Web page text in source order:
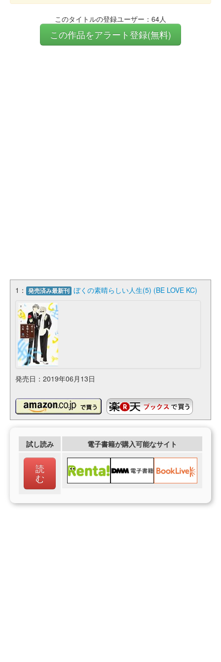
このタイトルの登録ユーザー：64人
この作品をアラート登録(無料)
1： 発売済み最新刊 ぼくの素晴らしい人生(5) (BE LOVE KC)
発売日：2019年06月13日
試し読み 電子書籍が購入可能なサイト
読
む